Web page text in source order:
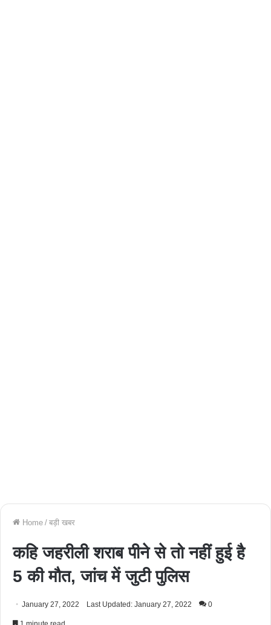
Home / बड़ी खबर
कहि जहरीली शराब पीने से तो नहीं हुई है
5 की मौत, जांच में जुटी पुलिस
January 27, 2022 Last Updated: January 27, 2022 0